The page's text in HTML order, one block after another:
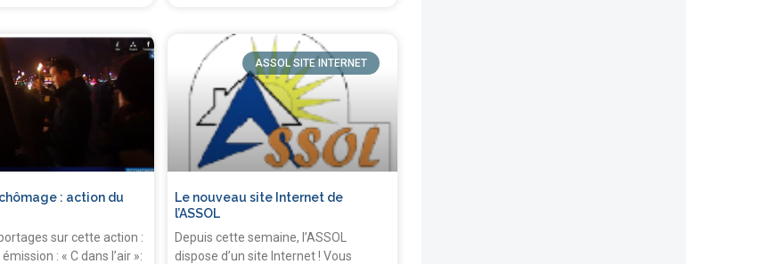
: action du
sur cette action :
: « C dans l’air »:
ASSOL SITE INTERNET
Le nouveau site Internet de
l’ASSOL
Depuis cette semaine, l’ASSOL
dispose d’un site Internet ! Vous